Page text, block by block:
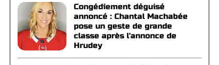
Congédiement déguisé
annoncé : Chantal Machabée
pose un geste de grande
classe après l'annonce de
Hrudey